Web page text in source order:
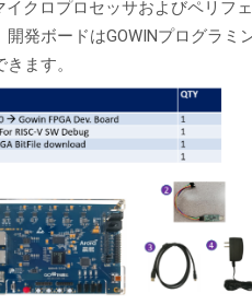
イクロプロセッサおよびペリフ
発ボードはGOWINプログラミ
ます。